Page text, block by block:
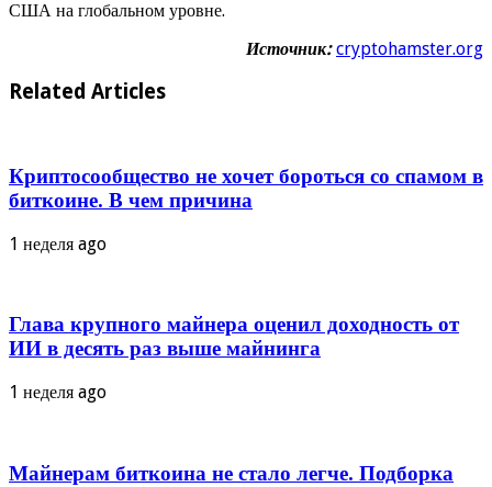
США на глобальном уровне.
Источник: cryptohamster.org
Related Articles
Криптосообщество не хочет бороться со спамом в
биткоине. В чем причина
1 неделя ago
Глава крупного майнера оценил доходность от
ИИ в десять раз выше майнинга
1 неделя ago
Майнерам биткоина не стало легче. Подборка